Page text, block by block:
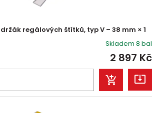
regálových štítků, typ V – 38 mm × 1
Skladem 8 bal
2 897 Kč